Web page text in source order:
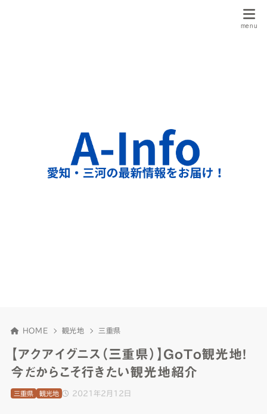
HOME 観光地 三重県
【アクアイグニス（三重県）】GoTo観光地！
今だからこそ行きたい観光地紹介
2021年2月12日
三重県 観光地